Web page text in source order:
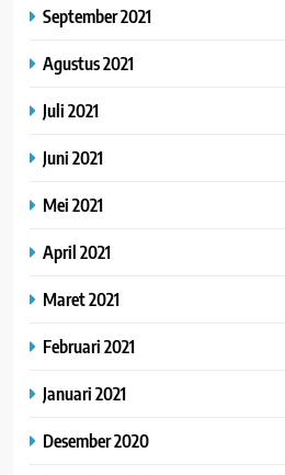
September 2021
Agustus 2021
Juli 2021
Juni 2021
Mei 2021
April 2021
Maret 2021
Februari 2021
Januari 2021
Desember 2020